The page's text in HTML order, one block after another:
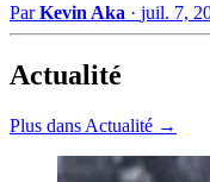
ParKevin Aka · juil. 7,
Actualité
Plus dans Actualité →